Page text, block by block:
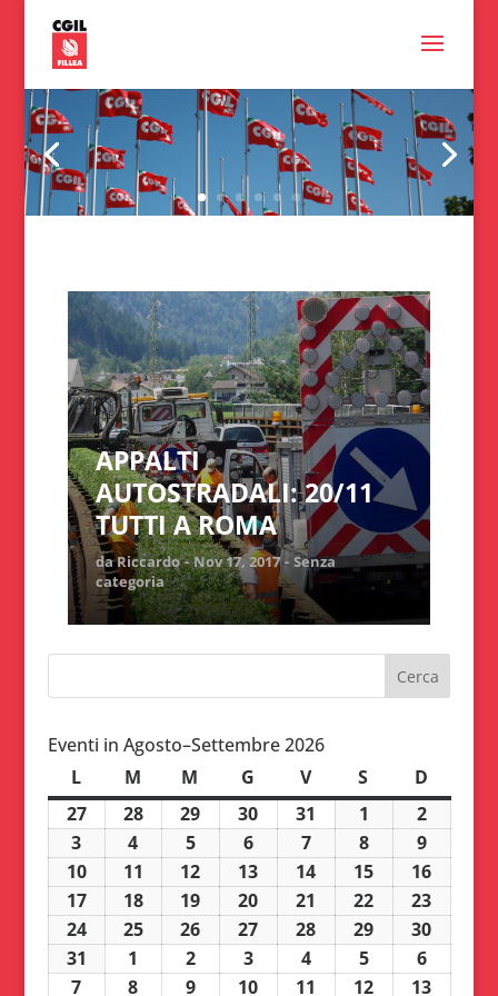
Senza categoria
APPALTI
AUTOSTRADALI: 20/11
TUTTI A ROMA
daRiccardo Nov 17, 2017
Senza
categoria
Continua
Eventi in Agosto–Settembre 2026
Llunedì
M martedì
M mercoledì
G giovedì
Vvenerdì
S sabato
D
2727
Luglio
2026
2828
Luglio
2026
29
Luglio
2026
30
Luglio
2026
31
Luglio
2026
1
Agosto
2026
22
Agosto
2026
3
Agosto
2026
4
Agosto
2026
55
Agosto
2026
66
Agosto
2026
77
Agosto
2026
88
Agosto
2026
99
Agosto
2026
1010
Agosto
2026
11
Agosto
2026
12
Agosto
2026
13
Agosto
2026
14
Agosto
2026
15
Agosto
2026
16
1717
Agosto
1818
Agosto
19
Agosto
20
Agosto
21
Agosto
22
Agosto
23
2424
Agosto
2525
Agosto
26
Agosto
2026
27
Agosto
2026
28
Agosto
2026
29
Agosto
2026
30
31
Agosto
1
Settembre
22
Settembre
33
Settembre
44
Settembre
55
Settembre
66
7 8 99
10 11 12 13